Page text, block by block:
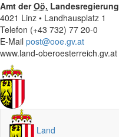
Amt derOö. Landesregierung
4021 Linz • Landhausplatz 1
Telefon (+43 732) 77 20-0
E-Mail post@ooe.gv.at
www.land-oberoesterreich.gv.at
Land